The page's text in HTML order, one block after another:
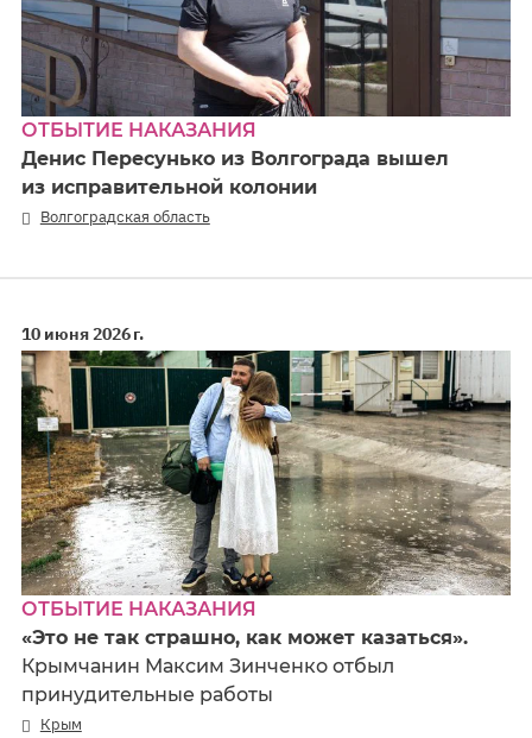
ОТБЫТИЕ НАКАЗАНИЯ
Денис Пересунько из Волгограда вышел
из исправительной колонии
Волгоградская область
10 июня 2026 г.
ОТБЫТИЕ НАКАЗАНИЯ
«Это не так страшно, как может казаться».
Крымчанин Максим Зинченко отбыл
принудительные работы
Крым